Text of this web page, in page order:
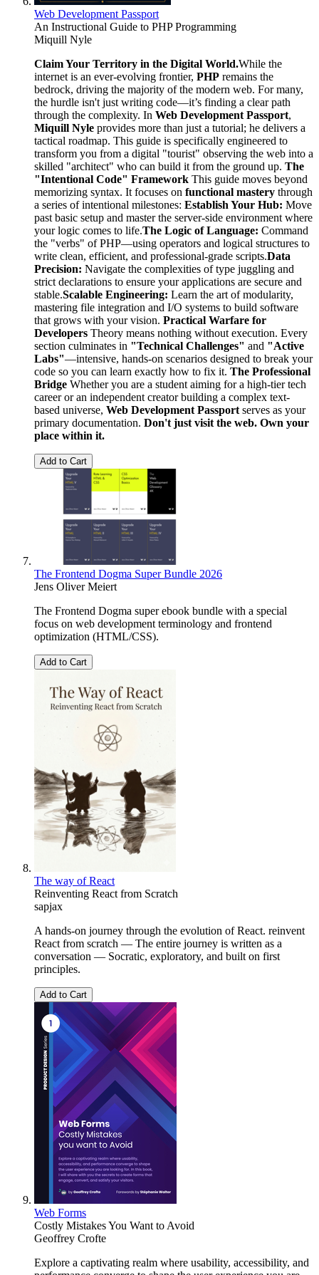
Web Development Passport
An Instructional Guide to PHP Programming
Miquill Nyle
Claim Your Territory in the Digital World.While the
internet is an ever-evolving frontier, PHP remains the
bedrock, driving the majority of the modern web. For many,
the hurdle isn't just writing code—it’s finding a clear path
through the complexity. In Web Development Passport,
Miquill Nyle provides more than just a tutorial; he delivers a
tactical roadmap. This guide is specifically engineered to
transform you from a digital "tourist" observing the web into a
skilled "architect" who can build it from the ground up. The
"Intentional Code" Framework This guide moves beyond
memorizing syntax. It focuses on functional mastery through
a series of intentional milestones: Establish Your Hub: Move
past basic setup and master the server-side environment where
your logic comes to life.The Logic of Language: Command
the "verbs" of PHP—using operators and logical structures to
write clean, efficient, and professional-grade scripts.Data
Precision: Navigate the complexities of type juggling and
strict declarations to ensure your applications are secure and
stable.Scalable Engineering: Learn the art of modularity,
mastering file integration and I/O systems to build software
that grows with your vision. Practical Warfare for
Developers Theory means nothing without execution. Every
section culminates in "Technical Challenges" and "Active
Labs"—intensive, hands-on scenarios designed to break your
code so you can learn exactly how to fix it. The Professional
Bridge Whether you are a student aiming for a high-tier tech
career or an independent creator building a complex text-
based universe, Web Development Passport serves as your
primary documentation. Don't just visit the web. Own your
place within it.
Add to Cart
The Frontend Dogma Super Bundle 2026
Jens Oliver Meiert
The Frontend Dogma super ebook bundle with a special
focus on web development terminology and frontend
optimization (HTML/CSS).
Add to Cart
The way of React
Reinventing React from Scratch
sapjax
A hands-on journey through the evolution of React. reinvent
React from scratch — The entire journey is written as a
conversation — Socratic, exploratory, and built on first
principles.
Add to Cart
Web Forms
Costly Mistakes You Want to Avoid
Geoffrey Crofte
Explore a captivating realm where usability, accessibility, and